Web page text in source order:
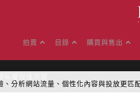
拍賣 目錄 購買與售出
分析網站流量、個性化內容與投放更